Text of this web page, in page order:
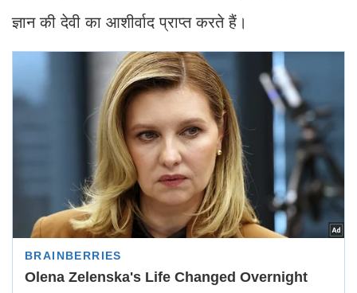
ज्ञान की देवी का आशीर्वाद प्राप्त करते हैं।